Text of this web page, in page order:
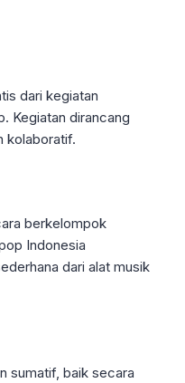
dari kegiatan
Kegiatan dirancang
kolaboratif.
berkelompok
Indonesia
dari alat musik
sumatif, baik secara